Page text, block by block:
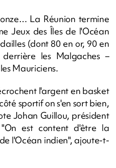
La Réunion termine
Jeux des Îles de l'Océan
(dont 80 en or, 90 en
les Malgaches –
Mauriciens.
l'argent en basket
sportif on s'en sort bien,
Johan Guillou, président
est content d'être la
l'Océan indien", ajoute-t-